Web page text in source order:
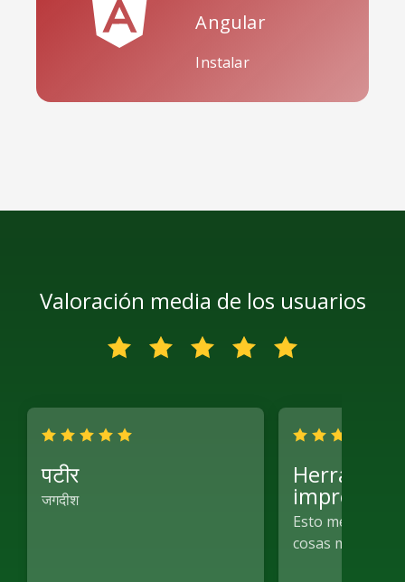
Angular
Instalar
Valoración media de los usuarios
पटीर
जगदीश
Esto me ayudó
cosas muy